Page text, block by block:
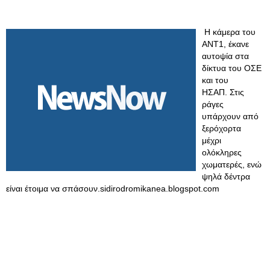
Η κάμερα του
ΑΝΤ1, έκανε
αυτοψία στα
δίκτυα του ΟΣΕ
και του
ΗΣΑΠ. Στις
ράγες
υπάρχουν από
ξερόχορτα
μέχρι
ολόκληρες
χωματερές, ενώ
ψηλά δέντρα
είναι έτοιμα να σπάσουν.sidirodromikanea.blogspot.com